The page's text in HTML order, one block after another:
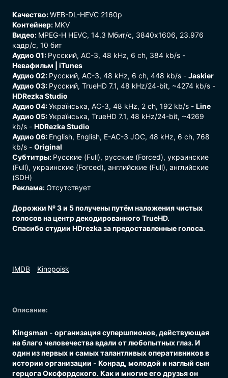
Качество:WEB-DL-HEVC 2160p
Контейнер: MKV
Видео: MPEG-H HEVC, 14.3 Mбит/с, 3840x1606, 23.976
кадр/с, 10 бит
Аудио 01: Русский, AC-3, 48 kHz, 6 ch, 384 kb/s -
Невафильм | iTunes
Аудио 02: Русский, AC-3, 48 kHz, 6 ch, 448 kb/s - Jaskier
Аудио 03: Русский, TrueHD 7.1, 48 kHz/24-bit, ~4274 kb/s -
HDRezka Studio
Аудио 04:Українська, AC-3, 48 kHz, 2 ch, 192 kb/s - Line
Аудио 05:Українська, TrueHD 7.1, 48 kHz/24-bit, ~4269
kb/s - HDRezka Studio
Аудио 06: English, English, E-AC-3 JOC, 48 kHz, 6 ch, 768
kb/s - Original
Субтитры: Русские (Full), русские (Forced), украинские
(Full), украинские (Forced), английские (Full), английские
(SDH)
Реклама:Отсутствует
Дорожки № 3 и 5 получены путём наложения чистых
голосов на центр декодированного TrueHD.
Спасибо студии HDrezka за предоставленные голоса.
Описание:
Kingsman - организация супершпионов, действующая
на благо человечества вдали от любопытных глаз. И
один из первых и самых талантливых оперативников в
истории организации - Конрад, молодой и наглый сын
герцога Оксфордского. Как и многие его друзья он